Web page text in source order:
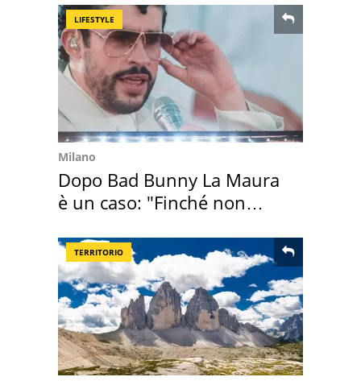
LIFESTYLE
Milano
Dopo Bad Bunny La Maura
è un caso: "Finché non
TERRITORIO